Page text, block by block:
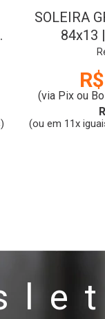
SOLEIRA
84x13
(via Pix ou
(ou em 11x